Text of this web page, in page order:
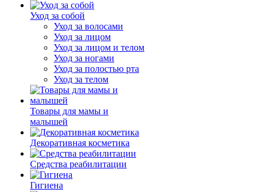
Уход за собой
Уход за волосами
Уход за лицом
Уход за лицом и телом
Уход за ногами
Уход за полостью рта
Уход за телом
Товары для мамы и
малышей
Декоративная косметика
Средства реабилитации
Гигиена